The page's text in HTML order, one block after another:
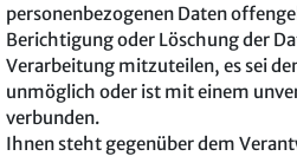
personenbezogenen Daten
Berichtigung oder Löschung der
Verarbeitung mitzuteilen, es sei
unmöglich oder ist mit einem
verbunden.
Ihnen steht gegenüber dem